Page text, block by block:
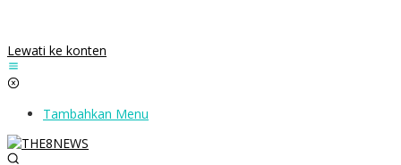
Lewati ke konten
Tambahkan Menu